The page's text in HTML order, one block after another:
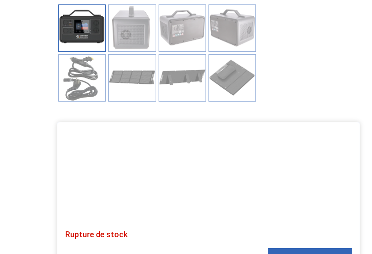
Rupture de stock